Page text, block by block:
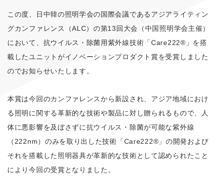
この度、日中韓の照明学会の国際会議であるアジアライティン
グカンファレンス（ALC）の第13回大会（中国照明学会主催）
において、抗ウイルス・除菌用紫外線技術「Care222®」を搭
載したユニットがイノベーションプロダクト賞を受賞しました
のでお知らせいたします。
本賞は今回のカンファレンスから新設され、アジア地域におけ
る照明に関する革新的な技術や製品に対し贈られるもので、人
体に悪影響を及ぼさずに抗ウイルス・除菌が可能な紫外線
（222nm）のみを取り出した技術「Care222®」の開発および
それを搭載した照明器具が革新的な技術として認められたこと
により今回の受賞となりました。